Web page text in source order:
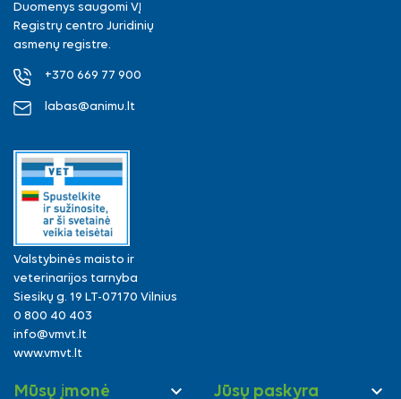
Duomenys saugomi VĮ
Registrų centro Juridinių
asmenų registre.
+370 669 77 900
labas@animu.lt
Valstybinės maisto ir
veterinarijos tarnyba
Siesikų g. 19 LT-07170 Vilnius
0 800 40 403
info@vmvt.lt
www.vmvt.lt
Mūsų įmonė  Jūsų paskyra 